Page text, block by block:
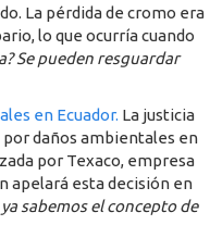
La pérdida de cromo era
lo que ocurría cuando
Se pueden resguardar
en Ecuador. La justicia
daños ambientales en
por Texaco, empresa
apelará esta decisión en
sabemos el concepto de